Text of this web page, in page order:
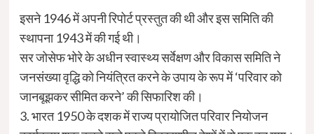
इसने 1946 में अपनी रिपोर्ट प्रस्तुत की थी और इस समिति की
स्थापना 1943 में की गई थी।
सर जोसेफ भोरे के अधीन स्वास्थ्य सर्वेक्षण और विकास समिति ने
जनसंख्या वृद्धि को नियंत्रित करने के उपाय के रूप में ‘परिवार को
जानबूझकर सीमित करने’ की सिफारिश की।
3. भारत 1950 के दशक में राज्य प्रायोजित परिवार नियोजन